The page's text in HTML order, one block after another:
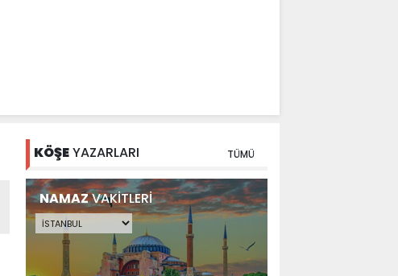
KÖŞEYAZARLARI TÜMÜ
NAMAZVAKİTLERİ